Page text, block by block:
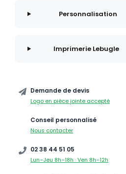
Personnalisation
Imprimerie Lebugle
Demande de devis
Logo en pièce jointe accepté
Conseil personnalisé
Nous contacter
02 38 44 51 05
Lun–Jeu 8h–18h · Ven 8h–12h